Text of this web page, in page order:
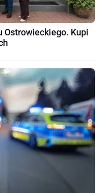
Ostrowieckiego. Kupi